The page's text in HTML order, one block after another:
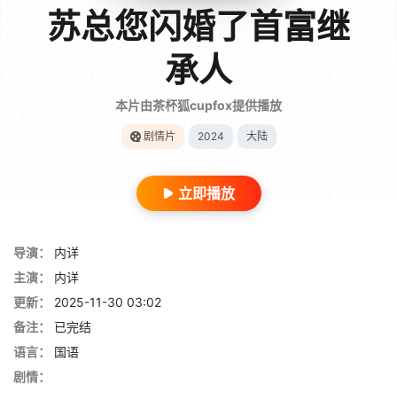
苏总您闪婚了首富继
承人
本片由茶杯狐cupfox提供播放
剧情片 2024 大陆
立即播放
导演：
内详
主演：
内详
更新：
2025-11-30 03:02
备注：
已完结
语言：
国语
剧情：